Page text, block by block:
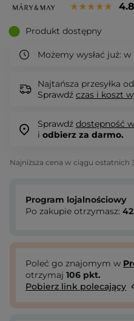
Produkt dostępny
Możemy wysłać już: w
Najtańsza przesyłka
Sprawdź czas i koszt
Sprawdź dostępność
i odbierz za darmo.
Najniższa cena w ciągu ostatnich
Program lojalnościowy
Po zakupie otrzymasz:
Poleć go znajomym w
otrzymaj 106 pkt.
Pobierz link polecający